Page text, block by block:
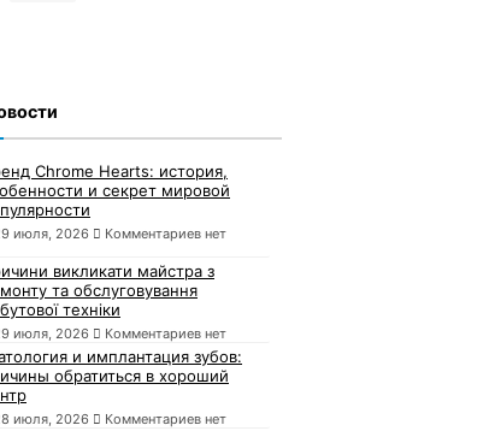
Chrome Hearts: история,
и секрет мировой
июля, 2026 Комментариев нет
викликати майстра з
та обслуговування
техніки
июля, 2026 Комментариев нет
и имплантация зубов:
обратиться в хороший
июля, 2026 Комментариев нет